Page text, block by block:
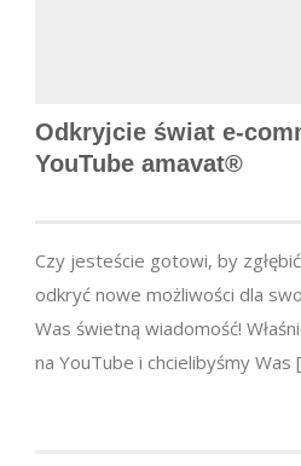
Odkryjcie świat e-
YouTube amavat®
Czy jesteście gotowi, by
odkryć nowe możliwości dla
Was świetną wiadomość!
na YouTube i chcielibyśmy Was